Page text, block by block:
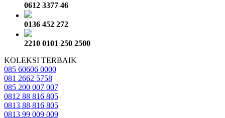
0612 3377 46
0136 452 272
2210 0101 250 2500
KOLEKSI TERBAIK
085 60606 0000
081 2662 5758
085 200 007 007
0812 88 816 805
0813 88 816 805
0813 99 009 009